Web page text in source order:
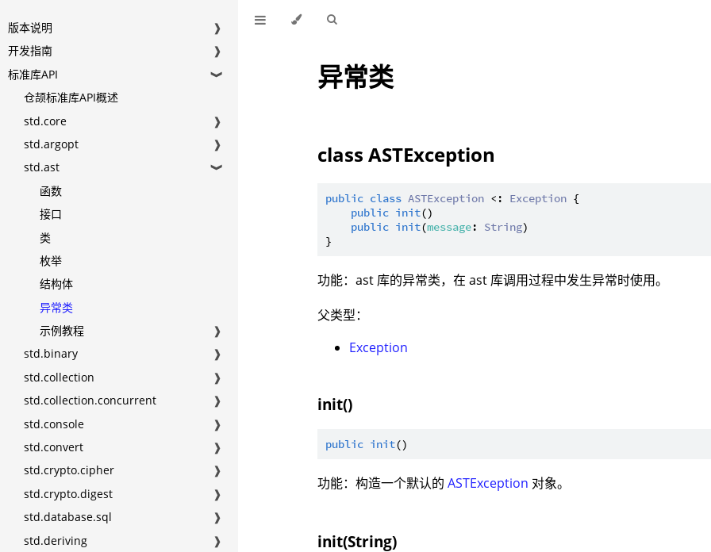
版本说明
❱
开发指南
❱
标准库API
❱
仓颉标准库API概述
std.core
❱
std.argopt
❱
std.ast
❱
函数
接口
类
枚举
结构体
异常类
示例教程
❱
std.binary
❱
std.collection
❱
std.collection.concurrent
❱
std.console
❱
std.convert
❱
std.crypto.cipher
❱
std.crypto.digest
❱
std.database.sql
❱
std.deriving
❱
异常类
class ASTException
public class ASTException <: Exception {
public init()
public init(message: String)
功能：ast 库的异常类，在 ast 库调用过程中发生异常时使用。
父类型：
Exception
init()
public init
功能：构造一个默认的ASTException 对象。
init(String)